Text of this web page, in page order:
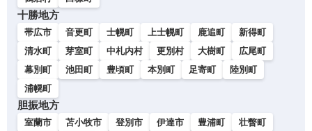
十勝地方
帯広市 音更町 士幌町 上士幌町 鹿追町
新得町
清水町
芽室町 中札内村 更別村 大樹町
広尾町
幕別町
池田町 豊頃町 本別町 足寄町
陸別町
浦幌町
胆振地方
室蘭市 苫小牧市 登別市 伊達市 豊浦町
壮瞥町